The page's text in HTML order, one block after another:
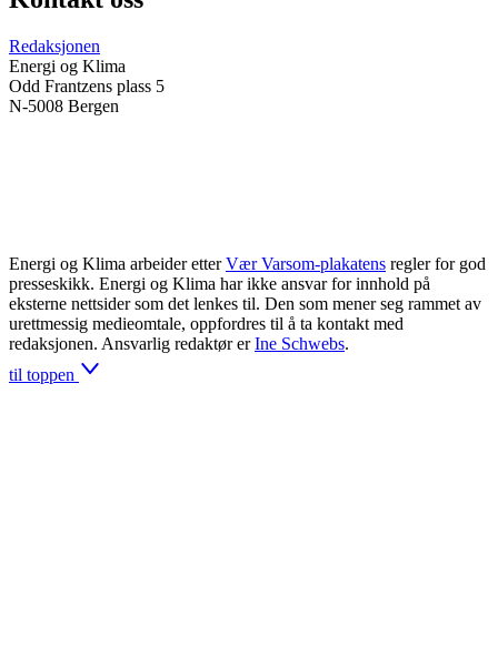
Redaksjonen
Energi og Klima
Odd Frantzens plass 5
N-5008 Bergen
Energi og Klima arbeider etter Vær Varsom-plakatens regler for god
presseskikk. Energi og Klima har ikke ansvar for innhold på
eksterne nettsider som det lenkes til. Den som mener seg rammet av
urettmessig medieomtale, oppfordres til å ta kontakt med
redaksjonen. Ansvarlig redaktør er Ine Schwebs.
til toppen